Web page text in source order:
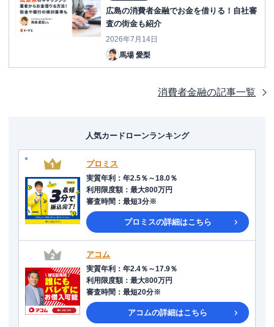
広島の消費者金融でお金を借りる！自社審
査の街金も紹介
2026年7月14日
馬場 愛梨
消費者金融の記事一覧
人気カードローンランキング
プロミス
実質年利 ： 年2.5％～18.0％
利用限度額 ： 最大800万円
審査時間 ： 最短3分※
プロミスの詳細はこちら
アコム
実質年利 ： 年2.4％～17.9％
利用限度額 ： 最大800万円
審査時間 ： 最短20分※
アコムの詳細はこちら